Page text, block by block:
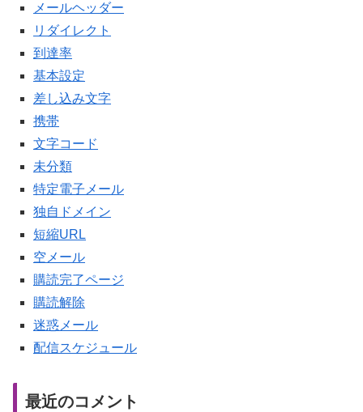
メールヘッダー
リダイレクト
到達率
基本設定
差し込み文字
携帯
文字コード
未分類
特定電子メール
独自ドメイン
短縮URL
空メール
購読完了ページ
購読解除
迷惑メール
配信スケジュール
最近のコメント